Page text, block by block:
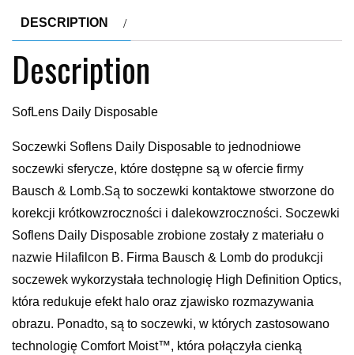
DESCRIPTION
Description
SofLens Daily Disposable
Soczewki Soflens Daily Disposable to jednodniowe
soczewki sferycze, które dostępne są w ofercie firmy
Bausch & Lomb.Są to soczewki kontaktowe stworzone do
korekcji krótkowzroczności i dalekowzroczności. Soczewki
Soflens Daily Disposable zrobione zostały z materiału o
nazwie Hilafilcon B. Firma Bausch & Lomb do produkcji
soczewek wykorzystała technologię High Definition Optics,
która redukuje efekt halo oraz zjawisko rozmazywania
obrazu. Ponadto, są to soczewki, w których zastosowano
technologię Comfort Moist™, która połączyła cienką